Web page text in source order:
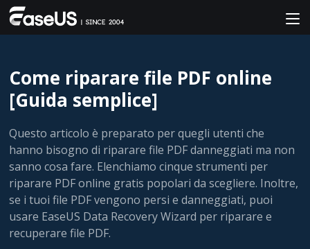
Come riparare file PDF online
[Guida semplice]
Questo articolo è preparato per quegli utenti che
hanno bisogno di riparare file PDF danneggiati ma non
sanno cosa fare. Elenchiamo cinque strumenti per
riparare PDF online gratis popolari da scegliere. Inoltre,
se i tuoi file PDF vengono persi e danneggiati, puoi
usare EaseUS Data Recovery Wizard per riparare e
recuperare file PDF.